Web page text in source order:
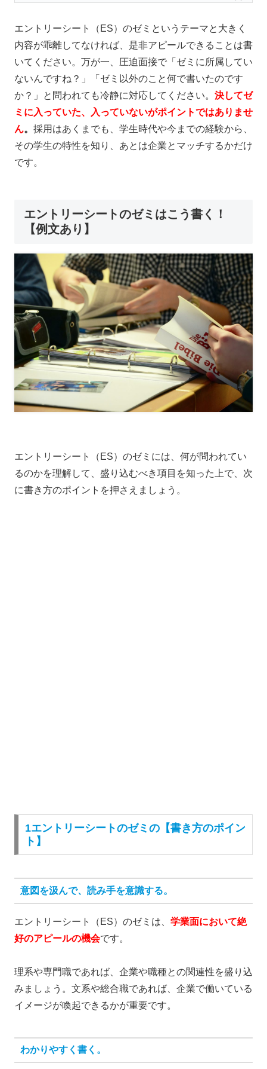
エントリーシート（ES）のゼミというテーマと大きく
内容が乖離してなければ、是非アピールできることは書
いてください。 万が一、圧迫面接で「ゼミに所属してい
ないんですね？」「ゼミ以外のこと何で書いたのです
か？」と問われても冷静に対応してください。 決してゼ
ミに入っていた、入っていないがポイントではありませ
ん。 採用はあくまでも、学生時代や今までの経験から、
その学生の特性を知り、あとは企業とマッチするかだけ
です。
エントリーシートのゼミはこう書く！
【例文あり】
エントリーシート（ES）のゼミには、何が問われてい
るのかを理解して、盛り込むべき項目を知った上で、次
に書き方のポイントを押さえましょう。
1エントリーシートのゼミの【書き方のポイン
ト】
意図を汲んで、読み手を意識する。
エントリーシート（ES）のゼミは、 学業面において絶
好のアピールの機会です。
理系や専門職であれば、企業や職種との関連性を盛り込
みましょう。文系や総合職であれば、企業で働いている
イメージが喚起できるかが重要です。
わかりやすく書く。